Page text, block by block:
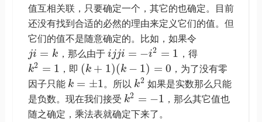
值互相关联，只要确定一个，其它的也确定。目前
还没有找到合适的必然的理由来定义它们的值。但
它们的值不是随意确定的。比如，如果令
ji = k ，那么由于 ijji = −i2 = 1 ，得
k2 = 1 ，即 (k + 1)(k − 1) = 0 ，为了没有零
因子只能 k = ±1。所以 k2 如果是实数那么只能
是负数。现在我们接受 k2 = −1 ，那么其它值也
随之确定，乘法表就确定下来了。